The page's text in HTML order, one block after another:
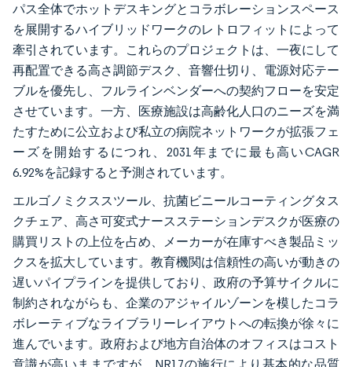
パス全体でホットデスキングとコラボレーションスペース
を展開するハイブリッドワークのレトロフィットによって
牽引されています。これらのプロジェクトは、一夜にして
再配置できる高さ調節デスク、音響仕切り、電源対応テー
ブルを優先し、フルラインベンダーへの契約フローを安定
させています。一方、医療施設は高齢化人口のニーズを満
たすために公立および私立の病院ネットワークが拡張フェ
ーズを開始するにつれ、2031年までに最も高いCAGR
6.92%を記録すると予測されています。
エルゴノミクススツール、抗菌ビニールコーティングタス
クチェア、高さ可変式ナースステーションデスクが医療の
購買リストの上位を占め、メーカーが在庫すべき製品ミッ
クスを拡大しています。教育機関は信頼性の高いが動きの
遅いパイプラインを提供しており、政府の予算サイクルに
制約されながらも、企業のアジャイルゾーンを模したコラ
ボレーティブなライブラリーレイアウトへの転換が徐々に
進んでいます。政府および地方自治体のオフィスはコスト